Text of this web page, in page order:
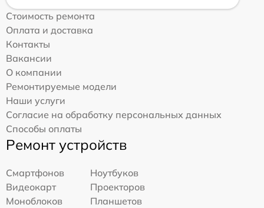
Стоимость ремонта
Оплата и доставка
Контакты
Вакансии
О компании
Ремонтируемые модели
Наши услуги
Согласие на обработку персональных данных
Способы оплаты
Ремонт устройств
Смартфонов
Ноутбуков
Видеокарт
Проекторов
Моноблоков
Планшетов